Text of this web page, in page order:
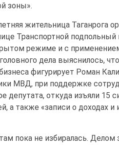
зоны».
жительница Таганрога
Транспортной подпольный
режиме и с
дела выяснилось,
фигурирует Роман
МВД, при поддержке
депутата, откуда изъяли 15
а также «записи о доходах
пока не избиралась. Делом